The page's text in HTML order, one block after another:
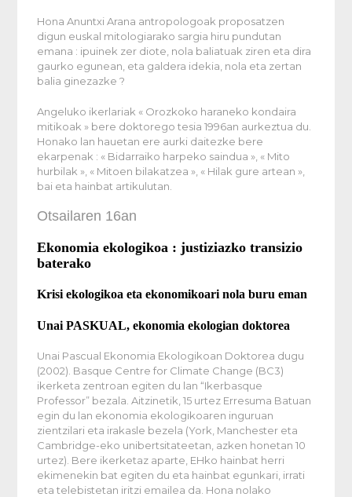
Hona Anuntxi Arana antropologoak proposatzen
digun euskal mitologiarako sargia hiru pundutan
emana : ipuinek zer diote, nola baliatuak ziren eta dira
gaurko egunean, eta galdera idekia, nola eta zertan
balia ginezazke ?
Angeluko ikerlariak « Orozkoko haraneko kondaira
mitikoak » bere doktorego tesia 1996an aurkeztua du.
Honako lan hauetan ere aurki daitezke bere
ekarpenak : « Bidarraiko harpeko saindua », « Mito
hurbilak », « Mitoen bilakatzea », « Hilak gure artean »,
bai eta hainbat artikulutan.
Otsailaren 16an
Ekonomia ekologikoa :justiziazko transizio
baterako
Krisi ekologikoa eta ekonomikoari nola buru eman
Unai PASKUAL, ekonomia ekologian doktorea
Unai Pascual Ekonomia Ekologikoan Doktorea dugu
(2002). Basque Centre for Climate Change (BC3)
ikerketa zentroan egiten du lan “Ikerbasque
Professor” bezala. Aitzinetik, 15 urtez Erresuma Batuan
egin du lan ekonomia ekologikoaren inguruan
zientzilari eta irakasle bezela (York, Manchester eta
Cambridge-eko unibertsitateetan, azken honetan 10
urtez). Bere ikerketaz aparte, EHko hainbat herri
ekimenekin bat egiten du eta hainbat egunkari, irrati
eta telebistetan iritzi emailea da. Hona nolako